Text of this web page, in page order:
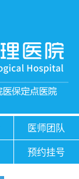
医师团队
预约挂号